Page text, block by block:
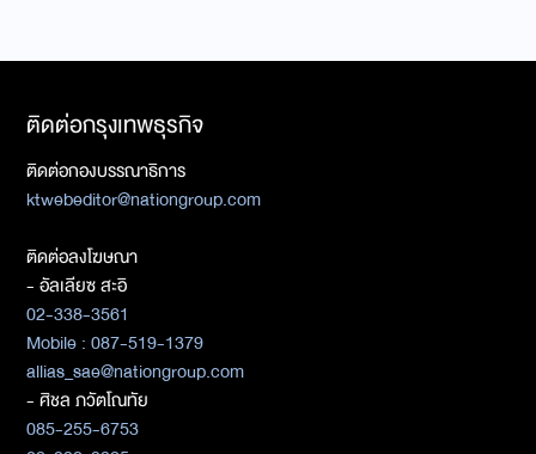
ติดต่อกรุงเทพธุรกิจ
ติดต่อกองบรรณาธิการ
ktwebeditor@nationgroup.com
ติดต่อลงโฆษณา
- อัลเลียซ สะอิ
02-338-3561
Mobile : 087-519-1379
allias_sae@nationgroup.com
- ศิชล ภวัตโณทัย
085-255-6753